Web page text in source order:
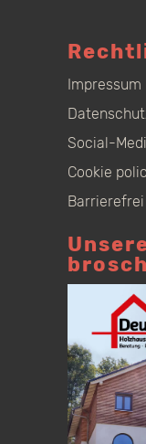
Impressum
Social-
Cookie
Barrierefrei